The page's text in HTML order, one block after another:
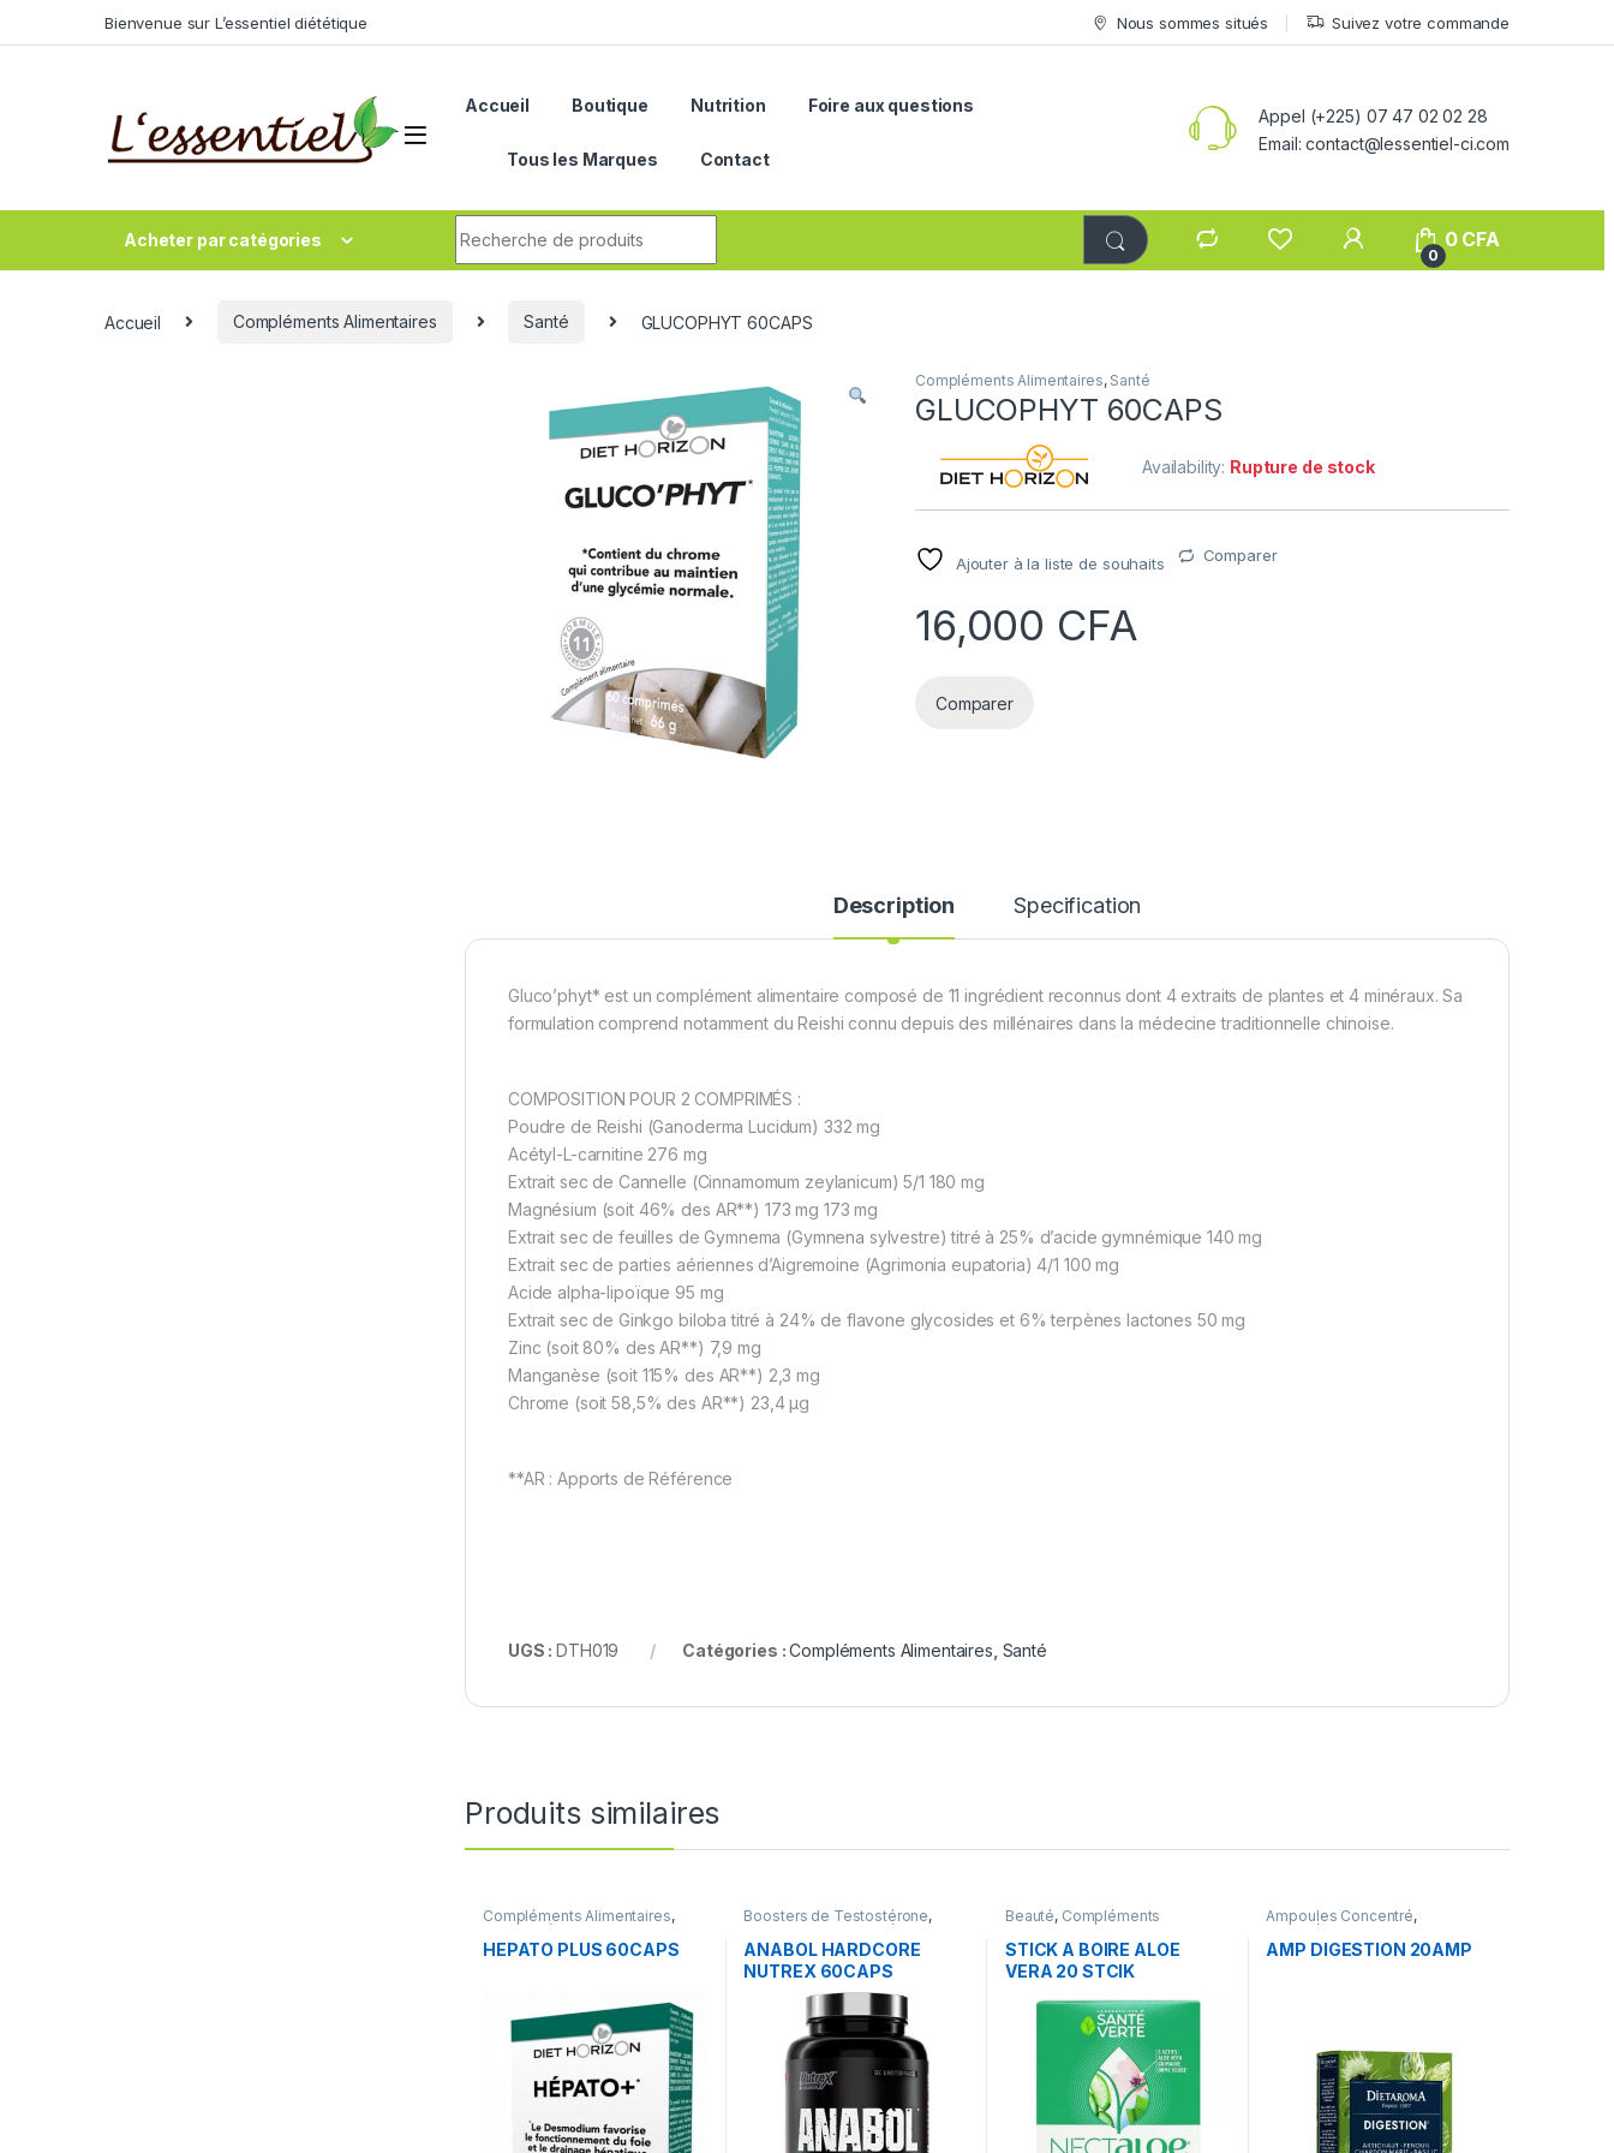
Bienvenue sur L’essentiel diététique Nous sommes situés Suivez votre commande
Accueil Boutique Nutrition Foire aux questions
Tous les Marques Contact
Appel (+225) 07 47 02 02 28
Email: contact@lessentiel-ci.com
Acheter par catégories
0
0 CFA
Accueil Compléments Alimentaires Santé GLUCOPHYT 60CAPS
Compléments Alimentaires, Santé
GLUCOPHYT 60CAPS
Availability: Rupture de stock
Ajouter à la liste de souhaits Comparer
16,000 CFA
Comparer
Description Specification
Gluco’phyt* est un complément alimentaire composé de 11 ingrédient reconnus dont 4 extraits de plantes et 4 minéraux. Sa
formulation comprend notamment du Reishi connu depuis des millénaires dans la médecine traditionnelle chinoise.
COMPOSITION POUR 2 COMPRIMÉS :
Poudre de Reishi (Ganoderma Lucidum) 332 mg
Acétyl-L-carnitine 276 mg
Extrait sec de Cannelle (Cinnamomum zeylanicum) 5/1 180 mg
Magnésium (soit 46% des AR**) 173 mg 173 mg
Extrait sec de feuilles de Gymnema (Gymnena sylvestre) titré à 25% d’acide gymnémique 140 mg
Extrait sec de parties aériennes d’Aigremoine (Agrimonia eupatoria) 4/1 100 mg
Acide alpha-lipoïque 95 mg
Extrait sec de Ginkgo biloba titré à 24% de flavone glycosides et 6% terpènes lactones 50 mg
Zinc (soit 80% des AR**) 7,9 mg
Manganèse (soit 115% des AR**) 2,3 mg
Chrome (soit 58,5% des AR**) 23,4 μg
**AR : Apports de Référence
UGS :DTH019 Catégories :Compléments Alimentaires Santé
Produits similaires
Compléments Alimentaires,
Foie et Détox
HEPATO PLUS 60CAPS
Boosters de Testostérone,
Boosters de Testostérone
Compléments Alimentaires
Nutrition sportive
ANABOL HARDCORE
NUTREX 60CAPS
Beauté, Compléments
STICK A BOIRE ALOE
VERA 20 STCIK
Ampoules Concentré,
Compléments Alimentaires
Santé
AMP DIGESTION 20AMP